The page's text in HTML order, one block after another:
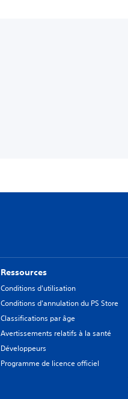
Ressources
Conditions d'utilisation
Conditions d'annulation du PS Store
Classifications par âge
Avertissements relatifs à la santé
Développeurs
Programme de licence officiel